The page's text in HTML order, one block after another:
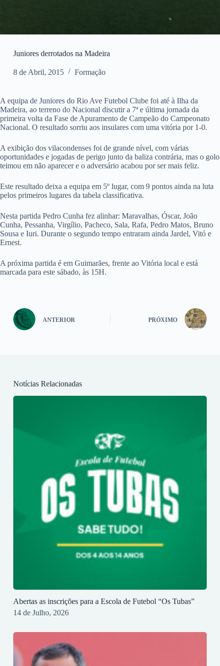
Juniores derrotados na Madeira
8 de Abril, 2015 Formação
A equipa de Juniores do Rio Ave Futebol Clube foi até à Ilha da
Madeira, ao terreno do Nacional discutir a 7ª e última jornada da
primeira volta da Fase de Apuramento de Campeão do Campeonato
Nacional. O resultado sorriu aos insulares com uma vitória por 1-0.
A exibição dos vilacondenses foi de grande nível, com várias
oportunidades e jogadas de perigo junto da baliza contrária, mas o golo
teimou em não aparecer e o adversário acabou por ser mais feliz.
Este resultado deixa a equipa em 5º lugar, com 9 pontos ainda na luta
pelos primeiros lugares da tabela classificativa.
Nesta partida Pedro Cunha fez alinhar: Maravalhas, Óscar, João
Cunha, Pessanha, Virgílio, Pacheco, Sala, Rafa, Pedro Matos, Bruno
Sousa e Iuri. Durante o segundo tempo entraram ainda Jardel, Vitó e
Ernest.
A próxima partida é em Guimarães, frente ao Vitória local e está
marcada para este sábado, às 15H.
ANTERIOR PRÓXIMO
Notícias Relacionadas
Abertas as inscrições para a Escola de Futebol “Os Tubas”
14 de Julho, 2026